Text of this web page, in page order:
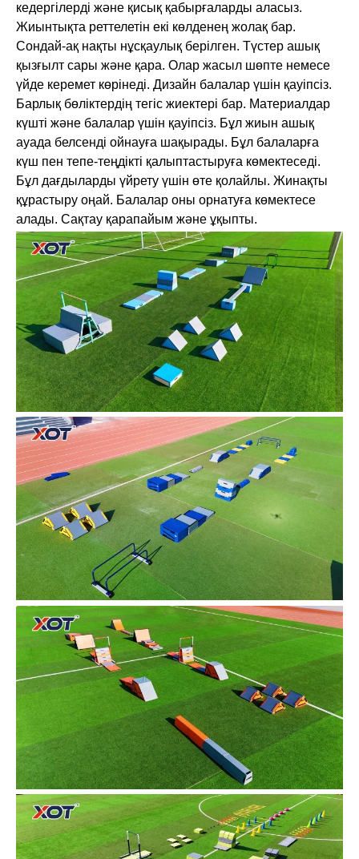
кедергілерді және қисық қабырғаларды аласыз.
Жиынтықта реттелетін екі көлденең жолақ бар.
Сондай-ақ нақты нұсқаулық берілген. Түстер ашық
қызғылт сары және қара. Олар жасыл шөпте немесе
үйде керемет көрінеді. Дизайн балалар үшін қауіпсіз.
Барлық бөліктердің тегіс жиектері бар. Материалдар
күшті және балалар үшін қауіпсіз. Бұл жиын ашық
ауада белсенді ойнауға шақырады. Бұл балаларға
күш пен тепе-теңдікті қалыптастыруға көмектеседі.
Бұл дағдыларды үйрету үшін өте қолайлы. Жинақты
құрастыру оңай. Балалар оны орнатуға көмектесе
алады. Сақтау қарапайым және ұқыпты.